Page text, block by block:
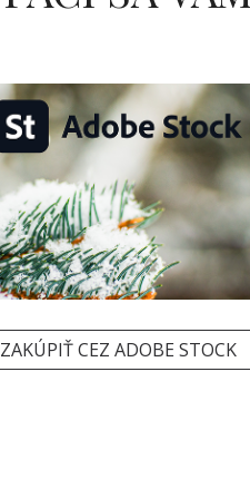
ZAKÚPIŤ CEZ ADOBE STOCK